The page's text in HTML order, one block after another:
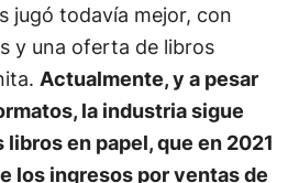
jugó todavía mejor, con
y una oferta de libros
Actualmente, y a pesar
la industria sigue
en papel, que en 2021
los ingresos por ventas de